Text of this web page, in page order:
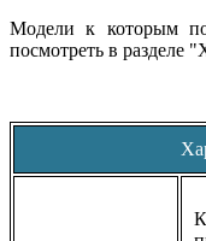
Модели к которым
посмотреть в